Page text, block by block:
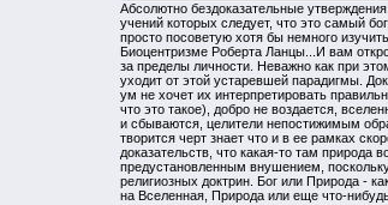
Абсолютно бездоказательные
учений которых следует, что это самый
просто посоветую хотя бы немного
Биоцентризме Роберта Ланцы...И вам
за пределы личности. Неважно как при
уходит от этой устаревшей парадигмы.
ум не хочет их интерпретировать
что это такое), добро не воздается,
и сбываются, целители непостижимым
творится черт знает что и в ее рамках
доказательств, что какая-то там
предустановленным внушением,
религиозных доктрин. Бог или Природа -
на Вселенная, Природа или еще что-